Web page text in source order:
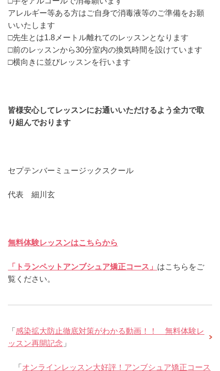
アレルギー等ある方はご自身で消毒液等のご準備をお願
いいたします
□先生とは1.8メートル離れてのレッスンとなります
□前のレッスンから30分室内の換気時間を設けています
□横向きに並びレッスンを行います
皆様安心してレッスンにお通いいただけるよう全力で取
り組んでおります
セプテンバーミュージックスクール
代表 細川玄
無料体験レッスンはこちらから
「トランペットアンブシュア矯正コース」 はこちらをご
覧ください。
「 感染拡大防止徹底対策がわかる動画！！ 無料体験レ
ッスン再開記念 」
「 オンラインレッスン大好評！アンブシュア矯正コース